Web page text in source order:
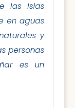
las Islas
en aguas
y
personas
es un